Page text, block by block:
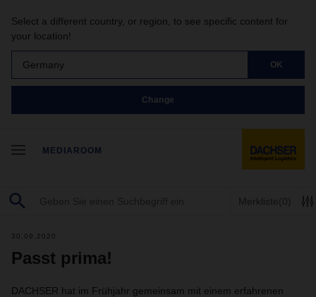
Select a different country, or region, to see specific content for
your location!
Germany OK
Change
MEDIAROOM
Merkliste(0)
30.09.2020
Passt prima!
DACHSER hat im Frühjahr gemeinsam mit einem erfahrenen